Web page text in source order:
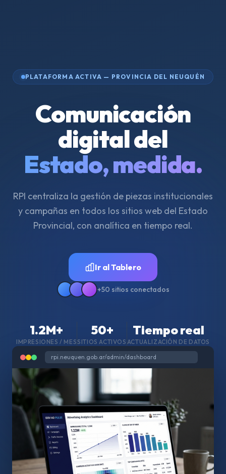
PLATAFORMA ACTIVA — PROVINCIA DEL NEUQUÉN
Comunicación
digital del
Estado, medida.
RPI centraliza la gestión de piezas institucionales
y campañas en todos los sitios web del Estado
Provincial, con analítica en tiempo real.
Ir al Tablero
+50 sitios conectados
1.2M+
IMPRESIONES / MES
50+
SITIOS ACTIVOS
Tiempo real
ACTUALIZACIÓN DE DATOS
rpi.neuquen.gob.ar/admin/dashboard